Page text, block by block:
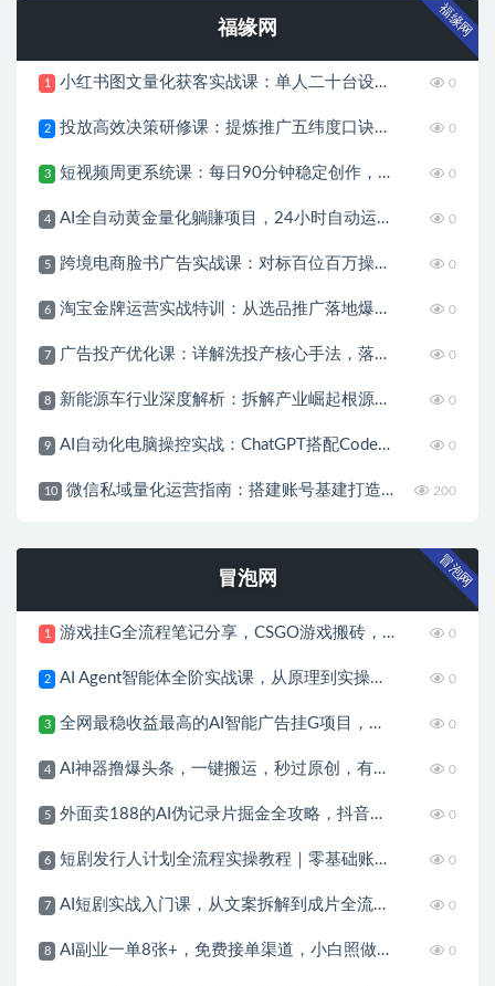
福缘网 福缘网
1 小红书图文量化获客实战课：单人二十台设备矩阵搭建，标准化流程高效批量引流获客 0
2 投放高效决策研修课：提炼推广五纬度口诀，理清推广全流程判断逻辑 0
3 短视频周更系统课：每日90分钟稳定创作，从零涨粉至18000实现月入八千 0
4 AI全自动黄金量化躺賺项目，24小时自动运行，月入2W！ 0
5 跨境电商脸书广告实战课：对标百位百万操盘手，系统化运营告别盲目投放试错 0
6 淘宝金牌运营实战特训：从选品推广落地爆款打造，店铺运营全链路拆解 0
7 广告投产优化课：详解洗投产核心手法，落地多场景投放提效增收方案 0
8 新能源车行业深度解析：拆解产业崛起根源，剖析行业内卷与海外贸易争端现状 0
9 AI自动化电脑操控实战：ChatGPT搭配Codex，一键指令远程自动操控电脑完成工作 0
10 微信私域量化运营指南：搭建账号基建打造热号，脱敏风控规避运营各类高危风险 200
冒泡网 冒泡网
1 游戏挂G全流程笔记分享，CSGO游戏搬砖，小白看了当天学会见收益 0
2 AI Agent智能体全阶实战课，从原理到实操，手把手搭建可自动运行的AI Agent 0
3 全网最稳收益最高的AI智能广告挂G项目，日入400+，真正的躺賺项目 0
4 AI神器撸爆头条，一键搬运，秒过原创，有手就能做，每天稳定200+ 0
5 外面卖188的AI伪记录片掘金全攻略，抖音图文新赛道，轻松涨粉变现，拿创作者伙伴计划收益【文档】 0
6 短剧发行人计划全流程实操教程｜零基础账号定位、选剧剪辑、视频制作、发布优化一站式出单变现课​ 0
7 AI短剧实战入门课，从文案拆解到成片全流程教学，抓住短剧流量变现风口 0
8 AI副业一单8张+，免费接单渠道，小白照做月入2W 0